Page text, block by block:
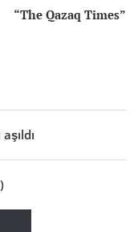
“The Qazaq Times”